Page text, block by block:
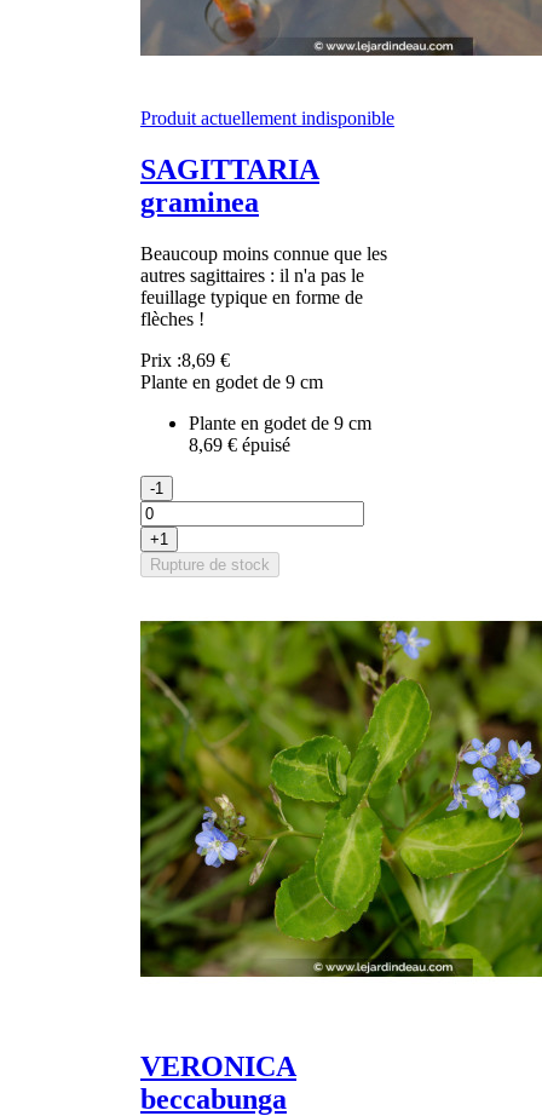
Produit actuellement indisponible
SAGITTARIA
graminea
Beaucoup moins connue que les
autres sagittaires : il n'a pas le
feuillage typique en forme de
flèches !
Prix :8,69 €
Plante en godet de 9 cm
Plante en godet de 9 cm
8,69 € épuisé
-1
+1
Rupture de stock
VERONICA
beccabunga